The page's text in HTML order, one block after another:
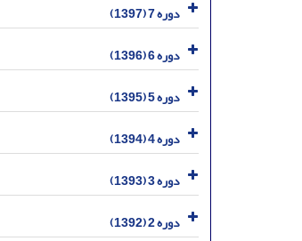
دوره 7 (1397)
دوره 6 (1396)
دوره 5 (1395)
دوره 4 (1394)
دوره 3 (1393)
دوره 2 (1392)